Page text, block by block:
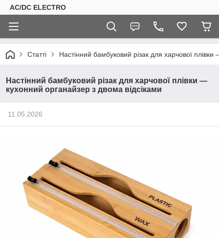
AC/DC ELECTRO
Статті Настінний бамбуковий різак для харчової
Настінний бамбуковий різак для харчової плівки —
кухонний органайзер з двома відсіками
11.05.2026